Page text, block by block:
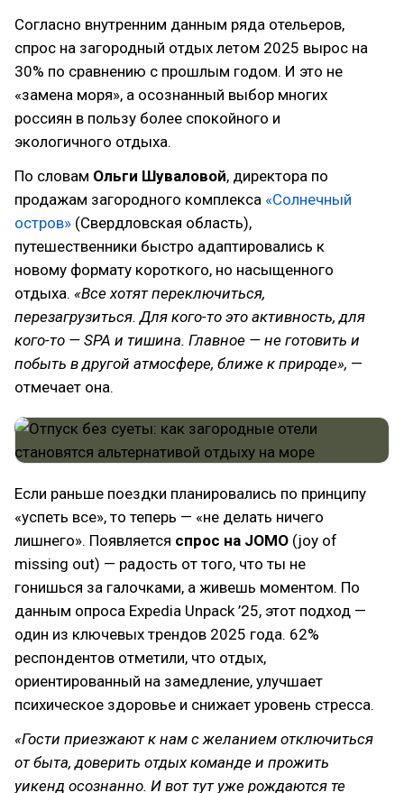
Согласно внутренним данным ряда отельеров,
спрос на загородный отдых летом 2025 вырос на
30% по сравнению с прошлым годом. И это не
«замена моря», а осознанный выбор многих
россиян в пользу более спокойного и
экологичного отдыха.
По словам Ольги Шуваловой, директора по
продажам загородного комплекса «Солнечный
остров» (Свердловская область),
путешественники быстро адаптировались к
новому формату короткого, но насыщенного
отдыха. «Все хотят переключиться,
перезагрузиться. Для кого-то это активность, для
кого-то — SPA и тишина. Главное — не готовить и
побыть в другой атмосфере, ближе к природе», —
отмечает она.
Если раньше поездки планировались по принципу
«успеть все», то теперь — «не делать ничего
лишнего». Появляется спрос на JOMO (joy of
missing out) — радость от того, что ты не
гонишься за галочками, а живешь моментом. По
данным опроса Expedia Unpack ’25, этот подход —
один из ключевых трендов 2025 года. 62%
респондентов отметили, что отдых,
ориентированный на замедление, улучшает
психическое здоровье и снижает уровень стресса.
«Гости приезжают к нам с желанием отключиться
от быта, доверить отдых команде и прожить
уикенд осознанно. И вот тут уже рождаются те